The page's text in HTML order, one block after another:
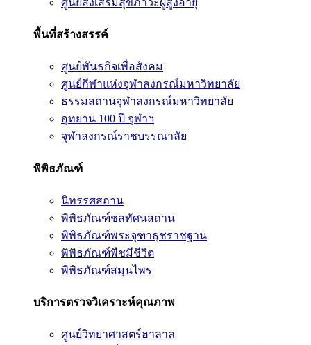
พื้นที่สร้างสรรค์
ศูนย์พันธกิจเพื่อสังคม
ศูนย์กีฬาแห่งจุฬาลงกรณ์มหาวิทยาลัย
ธรรมสถานจุฬาลงกรณ์มหาวิทยาลัย
อุทยาน 100 ปี จุฬาฯ
จุฬาลงกรณ์ราชบรรณาลัย
พิพิธภัณฑ์
นิทรรศสถาน
พิพิธภัณฑ์ชลทัศนสถาน
พิพิธภัณฑ์พระจุฑาธุชราชฐาน
พิพิธภัณฑ์พืชมีชีวิต
พิพิธภัณฑ์สมุนไพร
บริการตรวจวิเคราะห์คุณภาพ
ศูนย์วิทยาศาสตร์ฮาลาล